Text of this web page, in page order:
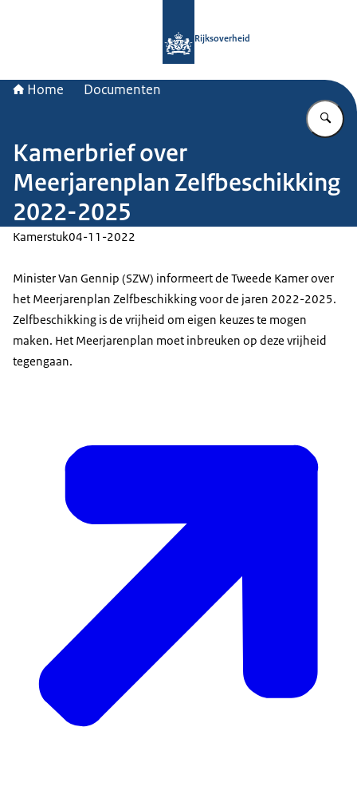
Rijksoverheid
Home Documenten
Kamerbrief over
Meerjarenplan Zelfbeschikking
2022-2025
Kamerstuk04-11-2022
Minister Van Gennip (SZW) informeert de Tweede Kamer over
het Meerjarenplan Zelfbeschikking voor de jaren 2022-2025.
Zelfbeschikking is de vrijheid om eigen keuzes te mogen
maken. Het Meerjarenplan moet inbreuken op deze vrijheid
tegengaan.